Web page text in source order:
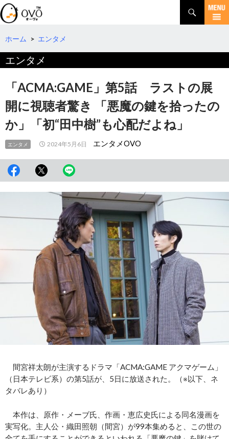
検
索
コ
テ
へ
ホーム > エンタメ
エンタメ
「ACMA:GAME」第5話 ラストの展
開に視聴者驚き 「悪魔の鍵を拾ったの
か」「初“田中樹”も心配だよね」
エンタメ 2024年5月6日 エンタメOVO
間宮祥太朗が主演するドラマ「ACMA:GAME アクマゲーム」
（日本テレビ系）の第5話が、5日に放送された。（※以下、ネ
タバレあり）
本作は、原作・メーブ氏、作画・恵広史氏による同名漫画を
実写化。主人公・織田照朝（間宮）が99本集めると、この世の